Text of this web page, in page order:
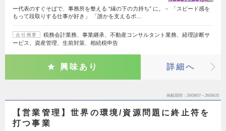
ー代表のすぐそばで、事務所を整える “縁の下の力持ち” に。－ 「スピード感を
もって段取りする仕事が好き」 「誰かを支えるポ…
会社概要
税務会計業務、事業継承、不動産コンサルタント業務、経理診断サ
ービス、資産管理、生前対策、相続税申告
興味あり 詳細へ
掲載期間 26/08/07～26/08/20
【営業管理】世界の環境/資源問題に終止符を
打つ事業